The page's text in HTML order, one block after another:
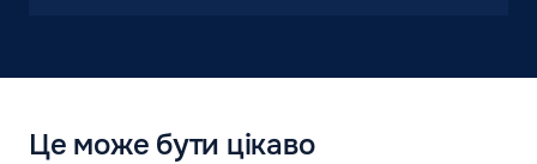
Це може бути цікаво